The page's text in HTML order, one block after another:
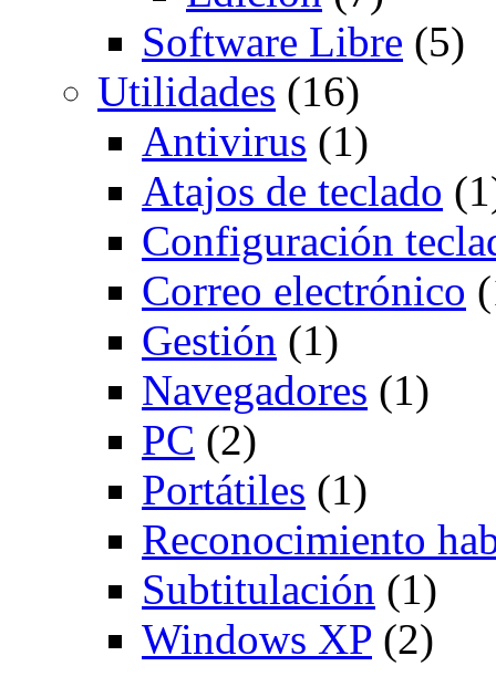
Software Libre (5)
Utilidades (16)
Antivirus (1)
Atajos de teclado
Configuración
Correo electrónico
Gestión (1)
Navegadores (1)
PC (2)
Portátiles (1)
Reconocimiento
Subtitulación (1)
Windows XP (2)